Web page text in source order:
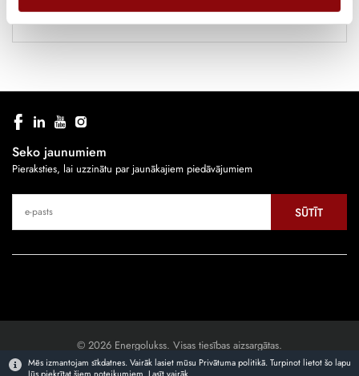
Mēs izmantojam sīkdatnes. Vairāk lasiet mūsu Privātuma politikā. Turpinot lietot šo lapu
IZMĒRA TIPS TCB Bar or cable-through
Seko jaunumiem
Pieraksties, lai uzzinātu par jaunākajiem piedāvājumiem
SŪTĪT
© 2026 Energolukss. Visas tiesības aizsargātas.